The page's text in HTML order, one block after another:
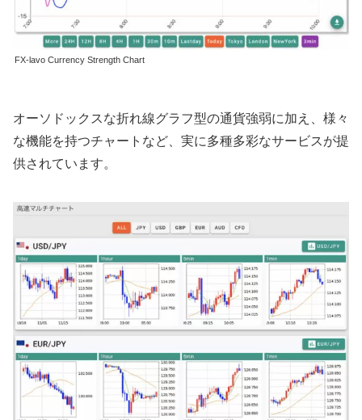
FX-lavo Currency Strength Chart
オーソドックスな折れ線グラフ型の通貨強弱に加え、様々
な機能を持つチャートなど、実に多種多彩なサービスが提
供されています。